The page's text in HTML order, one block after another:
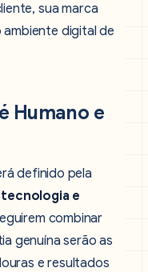
sua marca
digital de
é Humano e
definido pela
e
combinar
genuína serão as
e resultados